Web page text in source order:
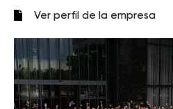
Ver perfil de la empresa